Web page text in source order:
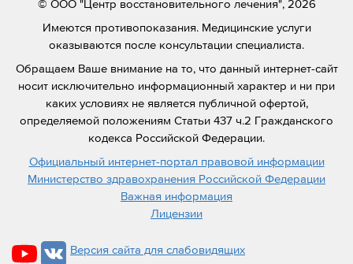
© ООО "Центр восстановительного лечения", 2026
Имеются противопоказания. Медицинские услуги
оказываются после консультации специалиста.
Обращаем Ваше внимание на то, что данный интернет-сайт
носит исключительно информационный характер и ни при
каких условиях не является публичной офертой,
определяемой положениям Статьи 437 ч.2 Гражданского
кодекса Российской Федерации.
Официальный интернет-портал правовой информации
Министерство здравохранения Российской Федерации
Важная информация
Лицензии
Версия сайта для слабовидящих